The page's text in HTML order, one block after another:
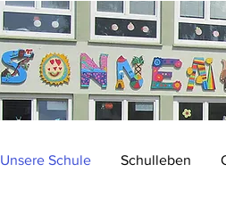
Unsere Schule Schulleben